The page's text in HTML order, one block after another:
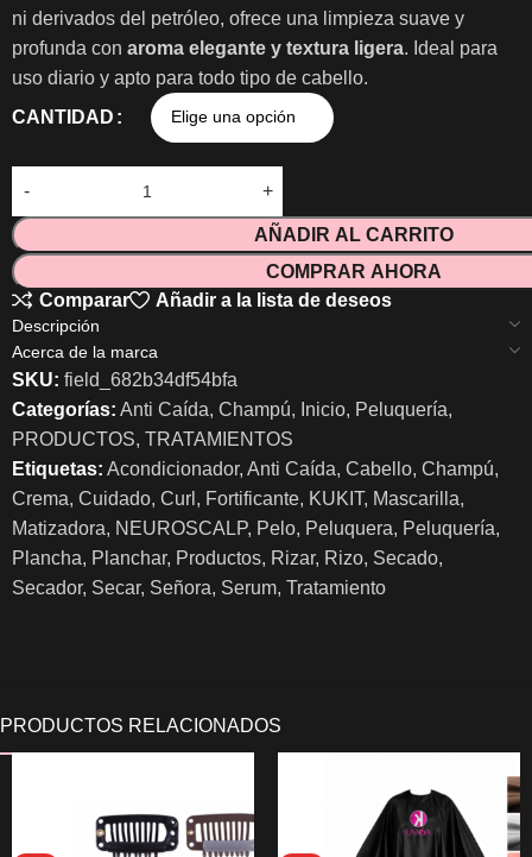
ni derivados del petróleo, ofrece una limpieza suave y
profunda con aroma elegante y textura ligera. Ideal para
uso diario y apto para todo tipo de cabello.
CANTIDAD
AÑADIR AL CARRITO
COMPRAR AHORA
Comparar
Añadir a la lista de deseos
Descripción
Acerca de la marca
SKU: field_682b34df54bfa
Categorías: Anti Caída, Champú, Inicio, Peluquería,
PRODUCTOS, TRATAMIENTOS
Etiquetas: Acondicionador, Anti Caída, Cabello, Champú,
Crema, Cuidado, Curl , Fortificante, KUKIT, Mascarilla,
Matizadora, NEUROSCALP, Pelo, Peluquera, Peluquería,
Plancha, Planchar, Productos, Rizar, Rizo, Secado,
Secador, Secar, Señora, Serum, Tratamiento